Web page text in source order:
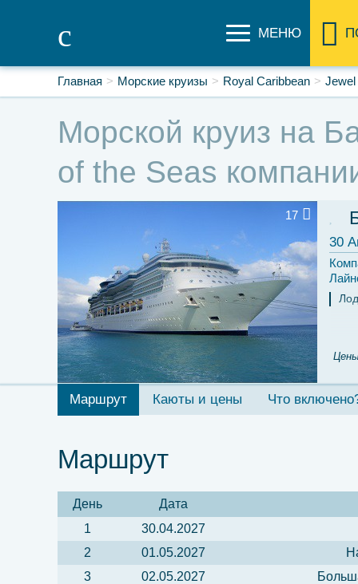
МЕНЮ
Главная Морские круизы Royal Caribbean Jewel
Морской круиз на
of the Seas
30
17
Маршрут Каюты и цены Что
Маршрут
День
Дата
1
30.04.2027
2
01.05.2027
3
02.05.2027